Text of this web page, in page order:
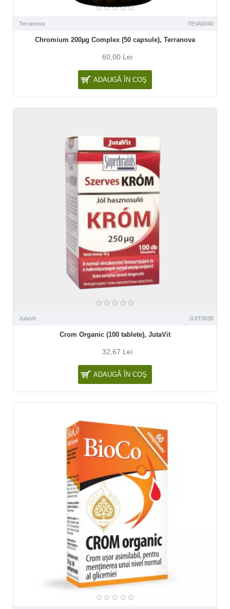
Terranova TEVA0040
Chromium 200µg Complex (50 capsule), Terranova
60,00 Lei
ADAUGĂ ÎN COŞ
JutaVit JUIT0038
Crom Organic (100 tablete), JutaVit
32,67 Lei
ADAUGĂ ÎN COŞ